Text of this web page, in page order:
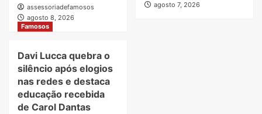
assessoriadefamosos
agosto 8, 2026
agosto 7, 2026
Famosos
Davi Lucca quebra o
silêncio após elogios
nas redes e destaca
educação recebida
de Carol Dantas